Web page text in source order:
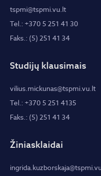
tspmi@tspmi.vu.lt
Tel.: +370 5 251 41 30
Faks.: (5) 251 41 34
Studijų klausimais
vilius.mickunas@tspmi.vu.lt
Tel.: +370 5 251 4135
Faks.: (5) 251 41 34
Žiniasklaidai